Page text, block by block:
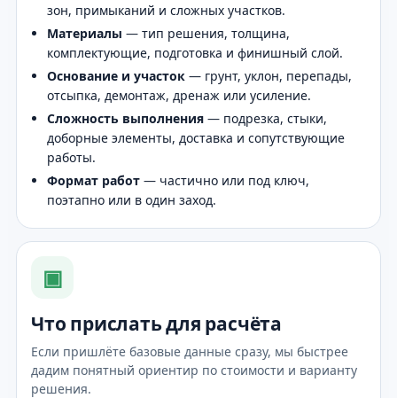
зон, примыканий и сложных участков.
Материалы — тип решения, толщина,
комплектующие, подготовка и финишный слой.
Основание и участок — грунт, уклон, перепады,
отсыпка, демонтаж, дренаж или усиление.
Сложность выполнения — подрезка, стыки,
доборные элементы, доставка и сопутствующие
работы.
Формат работ — частично или под ключ,
поэтапно или в один заход.
▣
Что прислать для расчёта
Если пришлёте базовые данные сразу, мы быстрее
дадим понятный ориентир по стоимости и варианту
решения.